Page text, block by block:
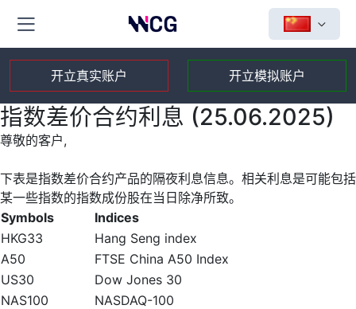
开立真实账户 开立模拟账户
指数差价合约利息 (25.06.2025)
尊敬的客户,
下表是指数差价合约产品的隔夜利息信息。相关利息是可能包括
某一些指数的指数成份股在当日除净所致。
Symbols
Indices
HKG33
Hang Seng index
A50
FTSE China A50 Index
US30
Dow Jones 30
NAS100
NASDAQ-100